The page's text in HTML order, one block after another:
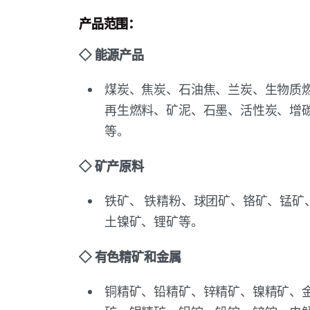
产品范围：
◇ 能源产品
煤炭、焦炭、石油焦、兰炭、生物质
再生燃料、矿泥、石墨、活性炭、增
等。
◇ 矿产原料
铁矿、 铁精粉、球团矿、铬矿、锰矿
土镍矿、锂矿等。
◇ 有色精矿和金属
铜精矿、铅精矿、锌精矿、镍精矿、